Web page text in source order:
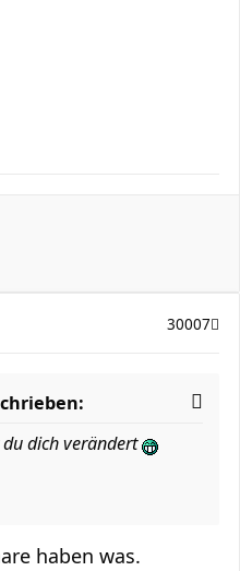
30007
dich verändert
haben was.